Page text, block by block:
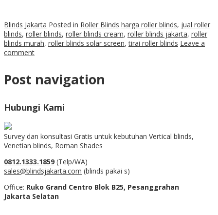
Blinds Jakarta Posted in Roller Blinds harga roller blinds, jual roller
blinds, roller blinds, roller blinds cream, roller blinds jakarta, roller
blinds murah, roller blinds solar screen,tirai roller blinds Leave a
comment
Post navigation
Hubungi Kami
Survey dan konsultasi Gratis untuk kebutuhan Vertical blinds,
Venetian blinds, Roman Shades
0812.1333.1859 (Telp/WA)
sales@blindsjakarta.com (blinds pakai s)
Office: Ruko Grand Centro Blok B25, Pesanggrahan
Jakarta Selatan